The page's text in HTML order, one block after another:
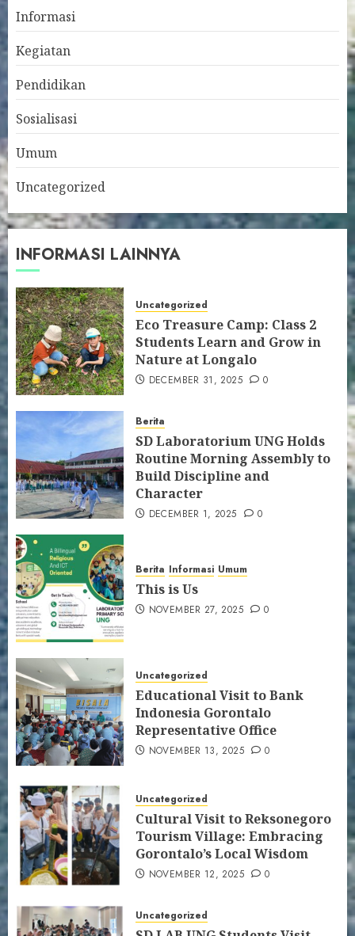
Informasi
Kegiatan
Pendidikan
Sosialisasi
Umum
Uncategorized
INFORMASI LAINNYA
Uncategorized
Eco Treasure Camp: Class 2
Students Learn and Grow in
Nature at Longalo
DECEMBER 31, 2025 0
Berita
SD Laboratorium UNG Holds
Routine Morning Assembly to
Build Discipline and
Character
DECEMBER 1, 2025 0
Berita Informasi Umum
This is Us
NOVEMBER 27, 2025 0
Uncategorized
Educational Visit to Bank
Indonesia Gorontalo
Representative Office
NOVEMBER 13, 2025 0
Uncategorized
Cultural Visit to Reksonegoro
Tourism Village: Embracing
Gorontalo’s Local Wisdom
NOVEMBER 12, 2025 0
Uncategorized